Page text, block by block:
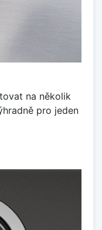
na několik
pro jeden